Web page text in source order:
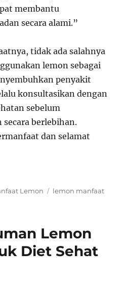
membantu
secara alami.”
tidak ada salahnya
lemon sebagai
penyakit
konsultasikan dengan
sebelum
berlebihan.
dan selamat
Lemon Tags
lemon manfaat
Lemon
Diet Sehat